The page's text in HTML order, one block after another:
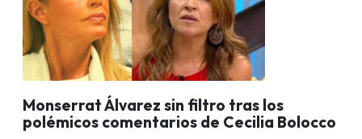
Monserrat Álvarez sin filtro tras los
polémicos comentarios de Cecilia Bolocco